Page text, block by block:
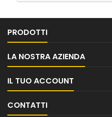
PRODOTTI
LA NOSTRA AZIENDA
IL TUO ACCOUNT
CONTATTI